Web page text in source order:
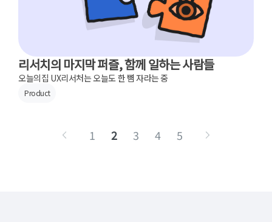
리서치의 마지막 퍼즐, 함께 일하는 사람들
오늘의집 UX리서처는 오늘도 한 뼘 자라는 중
Product
1 2 3 4 5